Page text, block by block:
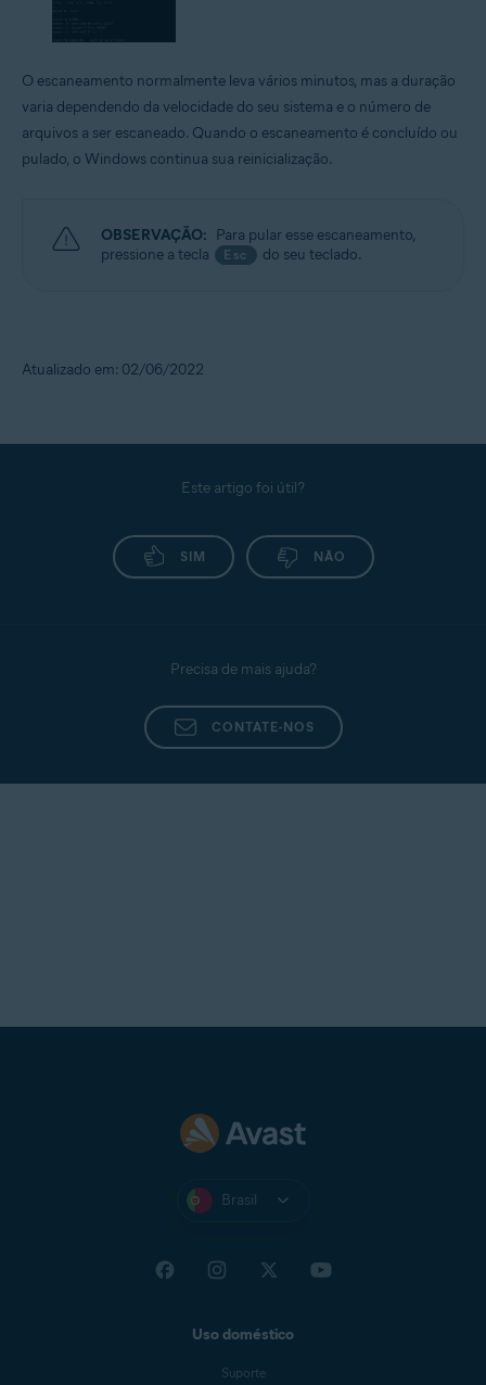
O escaneamento normalmente leva vários minutos, mas a duração
varia dependendo da velocidade do seu sistema e o número de
arquivos a ser escaneado. Quando o escaneamento é concluído ou
pulado, o Windows continua sua reinicialização.
OBSERVAÇÃO: Para pular esse escaneamento,
pressione a tecla
Esc do seu teclado.
Atualizado em: 02/06/2022
Este artigo foi útil?
SIM NÃO
Precisa de mais ajuda?
CONTATE-NOS
Brasil
Uso doméstico
Suporte